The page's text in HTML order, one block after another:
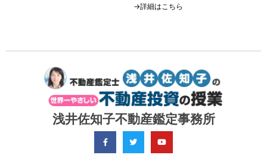
浅井佐知子不動産鑑定事務所
→詳細はこちら